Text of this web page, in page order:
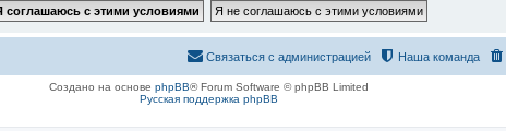
Наша команда
Связаться с администрацией
Создано на основе phpBB® Forum Software © phpBB Limited
Русская поддержка phpBB